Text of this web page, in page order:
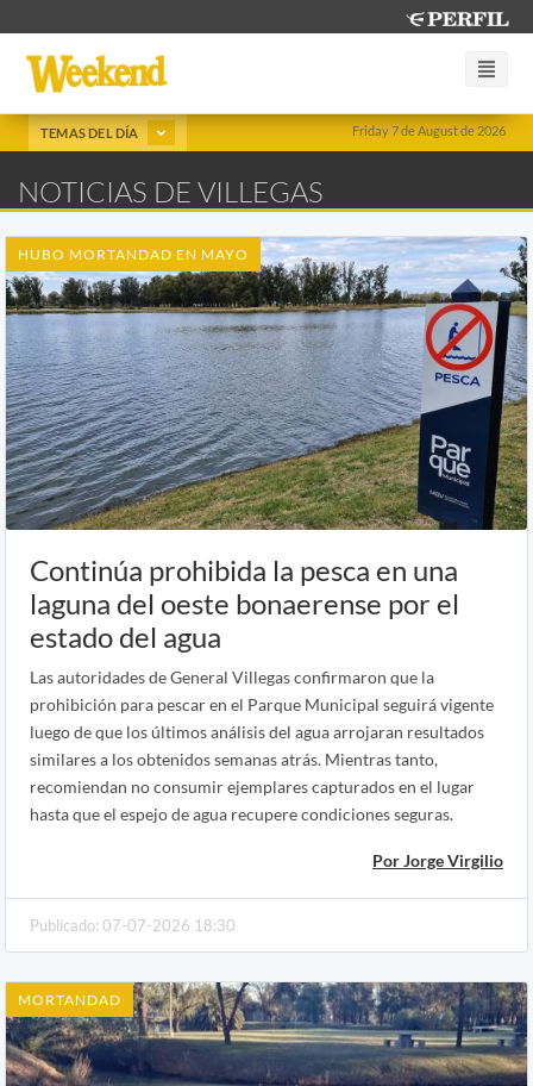
Friday 7 de August de 2026
TEMAS DEL DÍA
NOTICIAS DE VILLEGAS
HUBO MORTANDAD EN MAYO
Continúa prohibida la pesca en una
laguna del oeste bonaerense por el
estado del agua
Las autoridades de General Villegas confirmaron que la
prohibición para pescar en el Parque Municipal seguirá vigente
luego de que los últimos análisis del agua arrojaran resultados
similares a los obtenidos semanas atrás. Mientras tanto,
recomiendan no consumir ejemplares capturados en el lugar
hasta que el espejo de agua recupere condiciones seguras.
Por Jorge Virgilio
Publicado: 07-07-2026 18:30
MORTANDAD